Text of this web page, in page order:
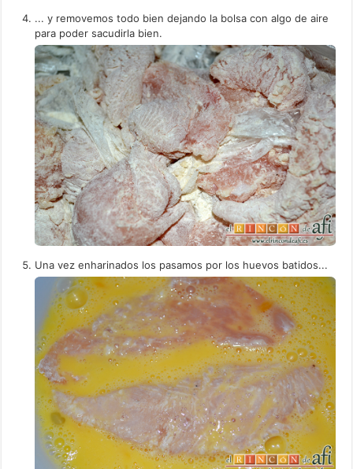
... y removemos todo bien dejando la bolsa con algo de aire
para poder sacudirla bien.
Una vez enharinados los pasamos por los huevos batidos...